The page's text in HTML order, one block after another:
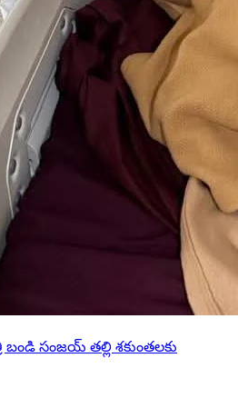
బండి సంజయ్ తల్లి శకుంతలకు